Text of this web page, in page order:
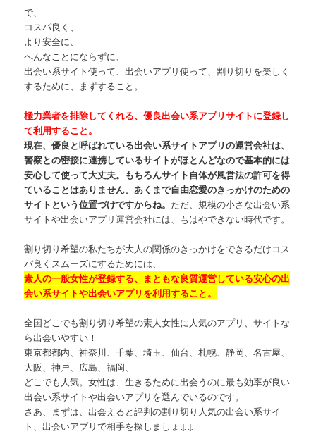
で、
コスパ良く、
より安全に、
へんなことにならずに、
出会い系サイト使って、出会いアプリ使って、割り切りを楽しく
するために、まずすること。
極力業者を排除してくれる、優良出会い系アプリサイトに登録し
て利用すること。
現在、優良と呼ばれている出会い系サイトアプリの運営会社は、
警察との密接に連携しているサイトがほとんどなので基本的には
安心して使って大丈夫。もちろんサイト自体が風営法の許可を得
ていることはありません。あくまで自由恋愛のきっかけのための
サイトという位置づけですからね。 ただ、規模の小さな出会い系
サイトや出会いアプリ運営会社には、もはやできない時代です。
割り切り希望の私たちが大人の関係のきっかけをできるだけコス
パ良くスムーズにするためには、
素人の一般女性が登録する、まともな良質運営している安心の出
会い系サイトや出会いアプリを利用すること。
全国どこでも割り切り希望の素人女性に人気のアプリ、サイトな
ら出会いやすい！
東京都都内、神奈川、千葉、埼玉、仙台、札幌、静岡、名古屋、
大阪、神戸、広島、福岡、
どこでも人気。女性は、生きるために出会うのに最も効率が良い
出会い系サイトや出会いアプリを選んでいるのです。
さあ、まずは、出会えると評判の割り切り人気の出会い系サイ
ト、出会いアプリで相手を探しましょ↓↓